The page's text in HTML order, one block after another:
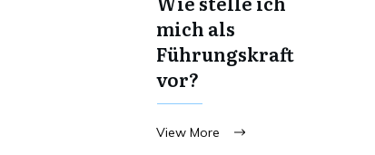
mich als
Führungskraft
vor?
View More